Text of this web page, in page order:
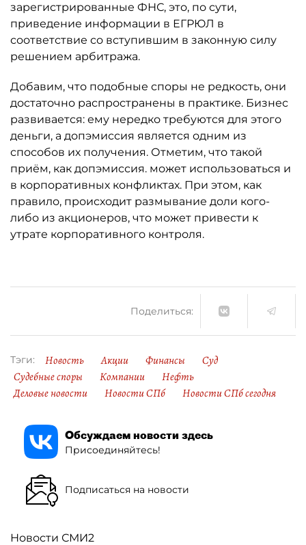
зарегистрированные ФНС, это, по сути,
приведение информации в ЕГРЮЛ в
соответствие со вступившим в законную силу
решением арбитража.
Добавим, что подобные споры не редкость, они
достаточно распространены в практике. Бизнес
развивается: ему нередко требуются для этого
деньги, а допэмиссия является одним из
способов их получения. Отметим, что такой
приём, как допэмиссия. может использоваться и
в корпоративных конфликтах. При этом, как
правило, происходит размывание доли кого-
либо из акционеров, что может привести к
утрате корпоративного контроля.
Поделиться:
Тэги: Новость Акции Финансы
Суд
Судебные споры
Компании
Нефть
Деловые новости
Новости СПб Новости СПб сегодня
Обсуждаем новости здесь
Присоединяйтесь!
Подписаться на новости
Новости СМИ2